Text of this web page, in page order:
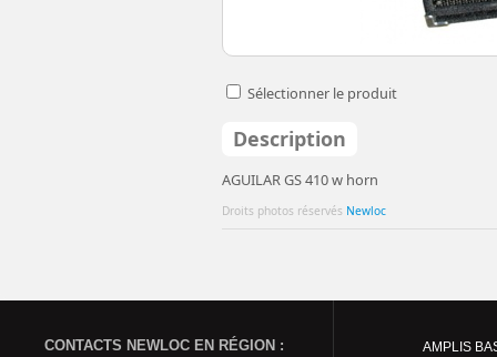
Sélectionner le produit
Description
AGUILAR GS 410 w horn
Droits photos réservés Newloc
CONTACTS NEWLOC EN RÉGION :
AMPLIS